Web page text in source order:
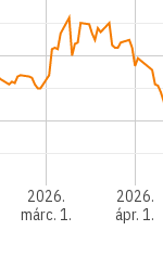
2026.
márc. 1.
2026.
ápr. 1.